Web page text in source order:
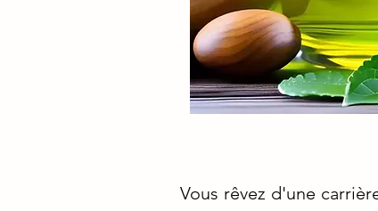
Vous rêvez d'une